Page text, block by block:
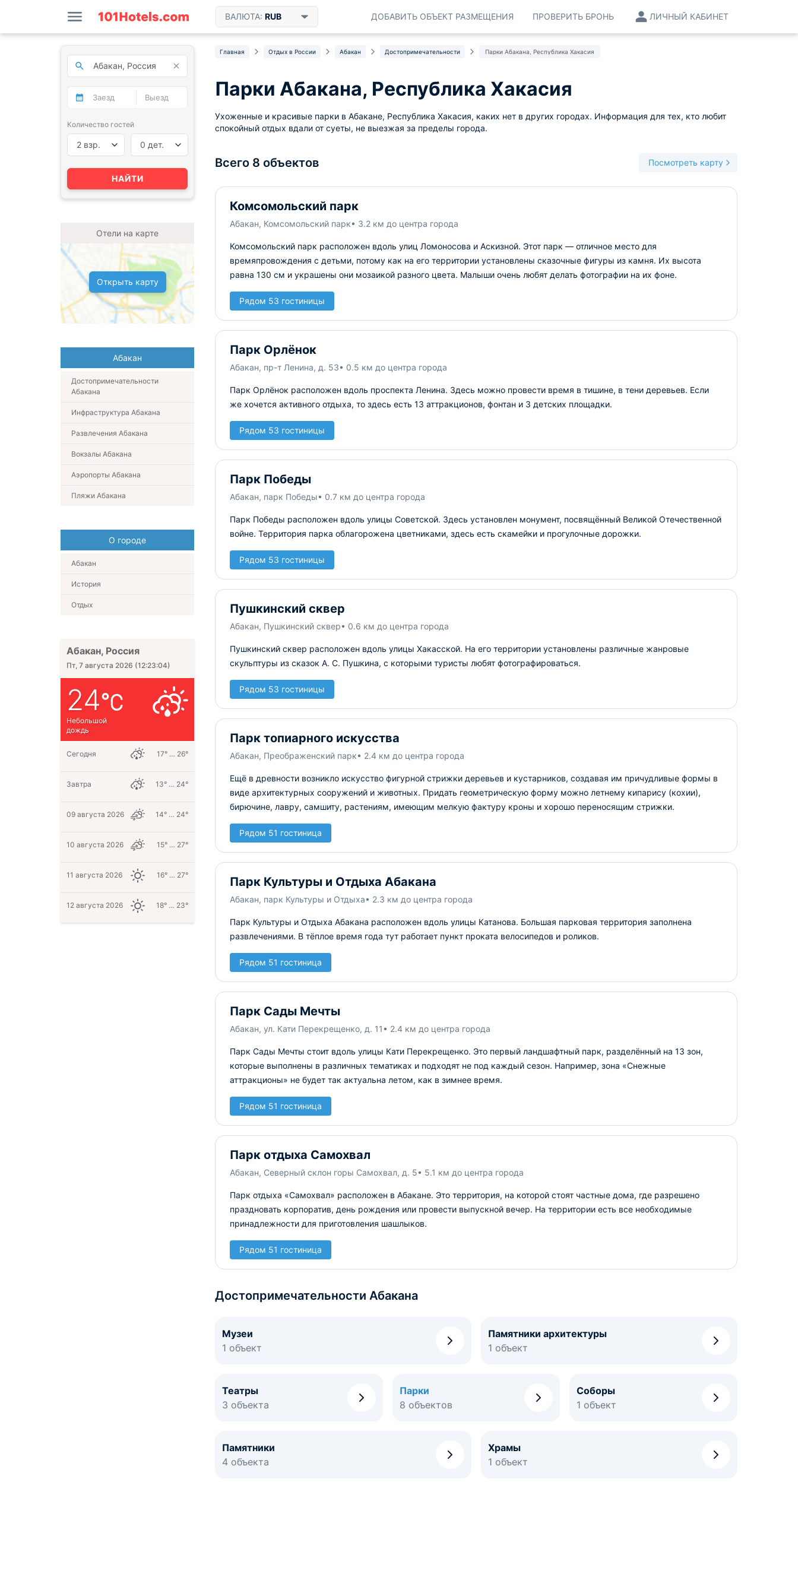
ВАЛЮТА: RUB ЛИЧНЫЙ КАБИНЕТ
ПРОВЕРИТЬ БРОНЬ
ДОБАВИТЬ ОБЪЕКТ РАЗМЕЩЕНИЯ
Главная Отдых в России Абакан Достопримечательности Парки Абакана, Республика Хакасия
Парки Абакана, Республика Хакасия
Ухоженные и красивые парки в Абакане, Республика Хакасия, каких нет в других городах. Информация для тех, кто любит
спокойный отдых вдали от суеты, не выезжая за пределы города.
Всего 8 объектов Посмотреть карту
Комсомольский парк
Абакан, Комсомольский парк• 3.2 км до центра города
Комсомольский парк расположен вдоль улиц Ломоносова и Аскизной. Этот парк — отличное место для
времяпровождения с детьми, потому как на его территории установлены сказочные фигуры из камня. Их высота
равна 130 см и украшены они мозаикой разного цвета. Малыши очень любят делать фотографии на их фоне.
Рядом 53 гостиницы
Парк Орлёнок
Абакан, пр-т Ленина, д. 53• 0.5 км до центра города
Парк Орлёнок расположен вдоль проспекта Ленина. Здесь можно провести время в тишине, в тени деревьев. Если
же хочется активного отдыха, то здесь есть 13 аттракционов, фонтан и 3 детских площадки.
Рядом 53 гостиницы
Парк Победы
Абакан, парк Победы• 0.7 км до центра города
Парк Победы расположен вдоль улицы Советской. Здесь установлен монумент, посвящённый Великой Отечественной
войне. Территория парка облагорожена цветниками, здесь есть скамейки и прогулочные дорожки.
Рядом 53 гостиницы
Пушкинский сквер
Абакан, Пушкинский сквер• 0.6 км до центра города
Пушкинский сквер расположен вдоль улицы Хакасской. На его территории установлены различные жанровые
скульптуры из сказок А. С. Пушкина, с которыми туристы любят фотографироваться.
Рядом 53 гостиницы
Парк топиарного искусства
Абакан, Преображенский парк• 2.4 км до центра города
Ещё в древности возникло искусство фигурной стрижки деревьев и кустарников, создавая им причудливые формы в
виде архитектурных сооружений и животных. Придать геометрическую форму можно летнему кипарису (кохии),
бирючине, лавру, самшиту, растениям, имеющим мелкую фактуру кроны и хорошо переносящим стрижки.
Рядом 51 гостиница
Парк Культуры и Отдыха Абакана
Абакан, парк Культуры и Отдыха• 2.3 км до центра города
Парк Культуры и Отдыха Абакана расположен вдоль улицы Катанова. Большая парковая территория заполнена
развлечениями. В тёплое время года тут работает пункт проката велосипедов и роликов.
Рядом 51 гостиница
Парк Сады Мечты
Абакан, ул. Кати Перекрещенко, д. 11• 2.4 км до центра города
Парк Сады Мечты стоит вдоль улицы Кати Перекрещенко. Это первый ландшафтный парк, разделённый на 13 зон,
которые выполнены в различных тематиках и подходят не под каждый сезон. Например, зона «Снежные
аттракционы» не будет так актуальна летом, как в зимнее время.
Рядом 51 гостиница
Парк отдыха Самохвал
Абакан, Северный склон горы Самохвал, д. 5• 5.1 км до центра города
Парк отдыха «Самохвал» расположен в Абакане. Это территория, на которой стоят частные дома, где разрешено
праздновать корпоратив, день рождения или провести выпускной вечер. На территории есть все необходимые
принадлежности для приготовления шашлыков.
Рядом 51 гостиница
Достопримечательности Абакана
Музеи
1 объект
Памятники архитектуры
1 объект
Театры
3 объекта
Парки
8 объектов
Соборы
1 объект
Памятники
4 объекта
Храмы
1 объект
Количество гостей
2 взр. 0 дет.
НАЙТИ
Отели на карте
Открыть карту
Абакан
Достопримечательности
Абакана
Инфраструктура Абакана
Развлечения Абакана
Вокзалы Абакана
Аэропорты Абакана
Пляжи Абакана
О городе
Абакан
История
Отдых
Абакан, Россия
Пт, 7 августа 2026 (12:23:04)
24
Небольшой
дождь
Сегодня 17° … 26°
Завтра 13° … 24°
09 августа 2026 14° … 24°
10 августа 2026 15° … 27°
11 августа 2026 16° … 27°
12 августа 2026 18° … 23°